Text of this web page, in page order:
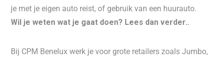
je met je eigen auto reist, of gebruik van een huurauto.
Wil je weten wat je gaat doen? Lees dan verder..
Bij CPM Benelux werk je voor grote retailers zoals Jumbo,